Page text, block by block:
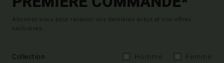
Abonnez-vous pour recevoir nos dernières actus et nos offres
exclusives.
Collection